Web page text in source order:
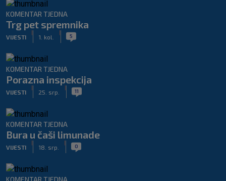
KOMENTAR TJEDNA
Trg pet spremnika
VIJESTI 1. kol. 5
KOMENTAR TJEDNA
Porazna inspekcija
VIJESTI 25. srp. 11
KOMENTAR TJEDNA
Bura u čaši limunade
VIJESTI 18. srp. 0
KOMENTAR TJEDNA